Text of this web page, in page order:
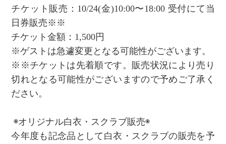
チケット販売：10/24(金)10:00〜18:00 受付にて当
日券販売※※
チケット金額：1,500円
※ゲストは急遽変更となる可能性がございます。
※※チケットは先着順です。販売状況により売り
切れとなる可能性がございますので予めご了承く
ださい。
◉オリジナル白衣・スクラブ販売◉
今年度も記念品として白衣・スクラブの販売を予